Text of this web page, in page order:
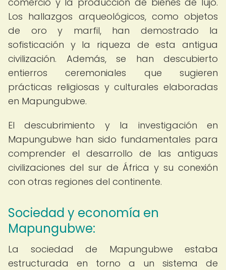
Los hallazgos arqueológicos, como objetos
de oro y marfil, han demostrado la
sofisticación y la riqueza de esta antigua
civilización. Además, se han descubierto
entierros ceremoniales que sugieren
prácticas religiosas y culturales elaboradas
en Mapungubwe.
El descubrimiento y la investigación en
Mapungubwe han sido fundamentales para
comprender el desarrollo de las antiguas
civilizaciones del sur de África y su conexión
con otras regiones del continente.
Sociedad y economía en
Mapungubwe:
La sociedad de Mapungubwe estaba
estructurada en torno a un sistema de